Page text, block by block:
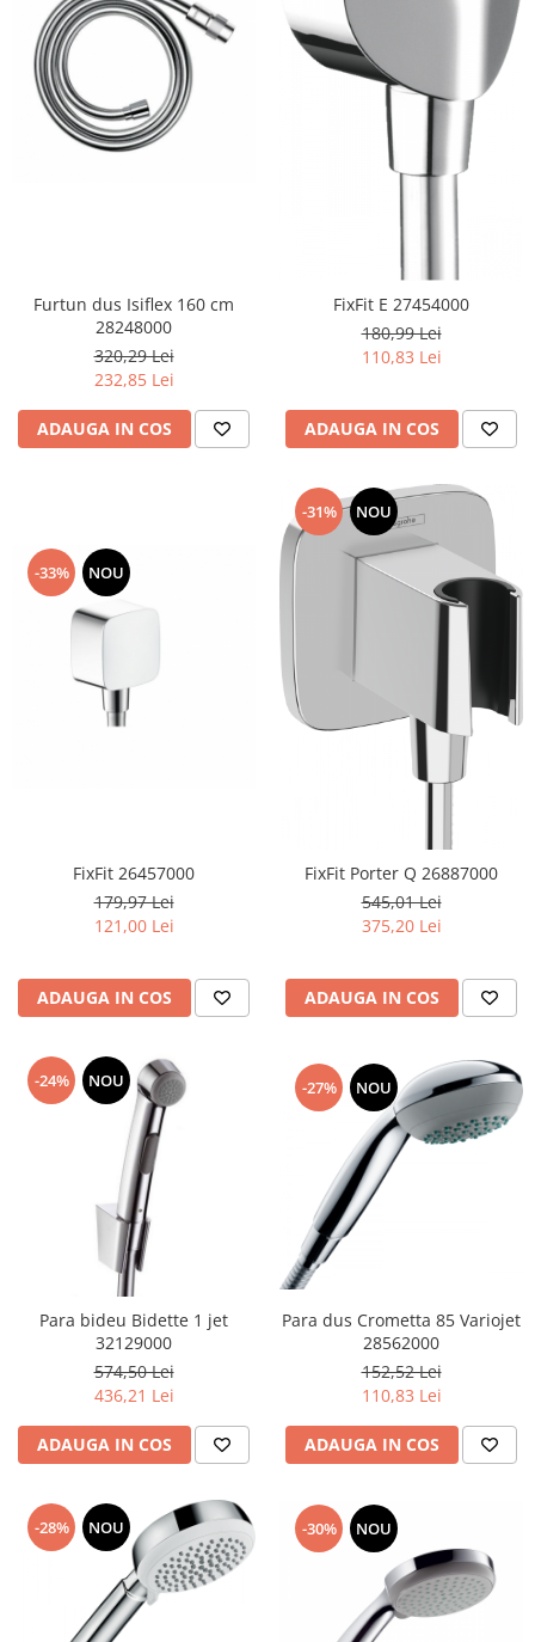
Furtun dus Isiflex 160 cm
28248000
320,29 Lei
232,85 Lei
ADAUGA IN COS
FixFit E 27454000
180,99 Lei
110,83 Lei
ADAUGA IN COS
-33% NOU
FixFit 26457000
179,97 Lei
121,00 Lei
ADAUGA IN COS
-31% NOU
FixFit Porter Q 26887000
545,01 Lei
375,20 Lei
ADAUGA IN COS
-24% NOU
Para bideu Bidette 1 jet
32129000
574,50 Lei
436,21 Lei
ADAUGA IN COS
-27% NOU
Para dus Crometta 85 Variojet
28562000
152,52 Lei
110,83 Lei
ADAUGA IN COS
-28% NOU -30% NOU